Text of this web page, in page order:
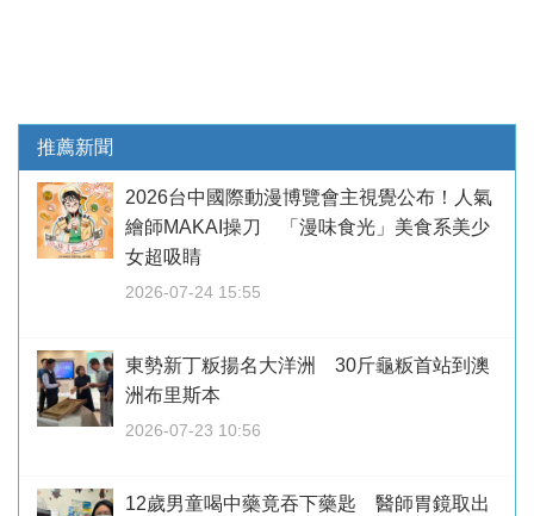
推薦新聞
2026台中國際動漫博覽會主視覺公布！人氣
繪師MAKAI操刀 「漫味食光」美食系美少
女超吸睛
2026-07-24 15:55
東勢新丁粄揚名大洋洲 30斤龜粄首站到澳
洲布里斯本
2026-07-23 10:56
12歲男童喝中藥竟吞下藥匙 醫師胃鏡取出